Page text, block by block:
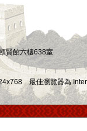
賢館六樓638室
最佳瀏覽器為